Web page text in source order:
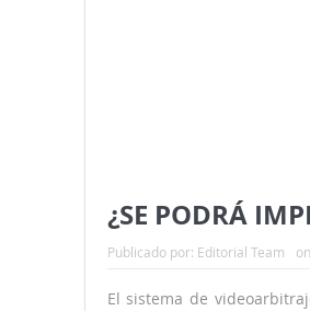
¿SE PODRÁ
Publicado por: Editorial Team
El sistema de